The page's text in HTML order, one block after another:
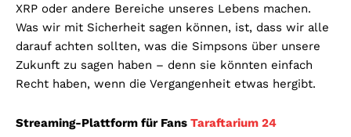
XRP oder andere Bereiche unseres Lebens machen.
Was wir mit Sicherheit sagen können, ist, dass wir alle
darauf achten sollten, was die Simpsons über unsere
Zukunft zu sagen haben – denn sie könnten einfach
Recht haben, wenn die Vergangenheit etwas hergibt.
Streaming-Plattform für Fans Taraftarium 24